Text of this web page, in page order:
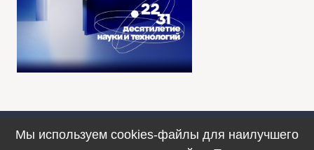
Противодействие коррупции
Мы используем cookies-файлы для наилучшего